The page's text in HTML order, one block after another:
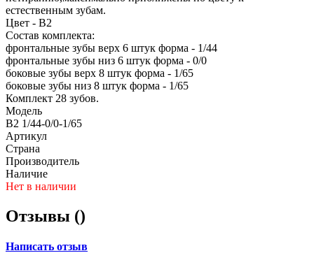
естественным зубам.
Цвет - B2
Состав комплекта:
фронтальные зубы верх 6 штук форма - 1/44
фронтальные зубы низ 6 штук форма - 0/0
боковые зубы верх 8 штук форма - 1/65
боковые зубы низ 8 штук форма - 1/65
Комплект 28 зубов.
Модель
B2 1/44-0/0-1/65
Артикул
Страна
Производитель
Наличие
Нет в наличии
Отзывы ()
Написать отзыв